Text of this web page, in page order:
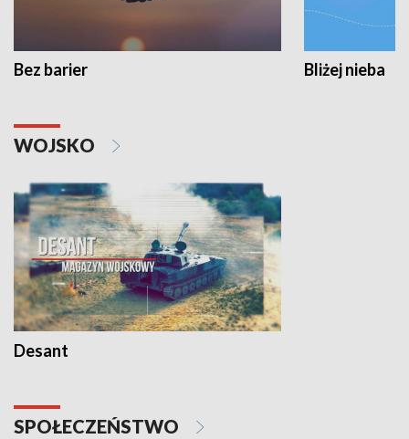
Bez barier Bliżej nieba
WOJSKO
Desant
SPOŁECZEŃSTWO